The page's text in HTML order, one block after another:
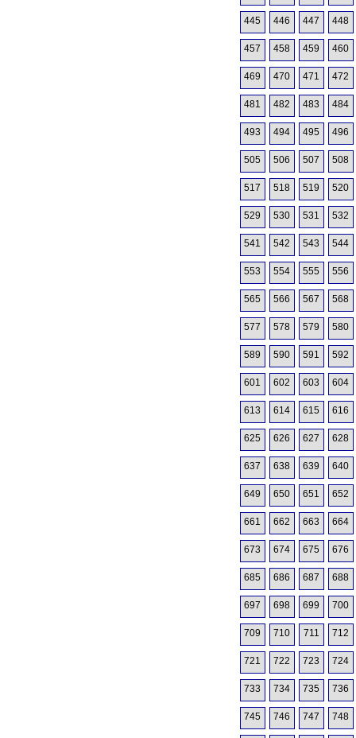
445 446 447 448
457 458 459 460
469 470 471 472
481 482 483 484
493 494 495 496
505 506 507 508
517 518 519 520
529 530 531 532
541 542 543 544
553 554 555 556
565 566 567 568
577 578 579 580
589 590 591 592
601 602 603 604
613 614 615 616
625 626 627 628
637 638 639 640
649 650 651 652
661 662 663 664
673 674 675 676
685 686 687 688
697 698 699 700
709 710 711 712
721 722 723 724
733 734 735 736
745 746 747 748